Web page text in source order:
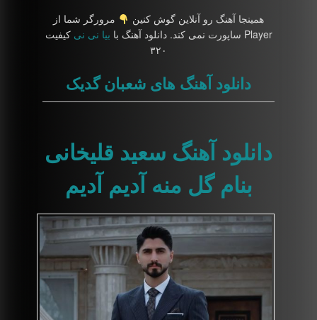
همینجا آهنگ رو آنلاین گوش کنین
مرورگر شما از
Player ساپورت نمی کند. دانلود آهنگ با
بیا نی نی کیفیت
۳۲۰
دانلود آهنگ های شعبان گدیک
دانلود آهنگ سعید قلیخانی
بنام گل منه آدیم آدیم